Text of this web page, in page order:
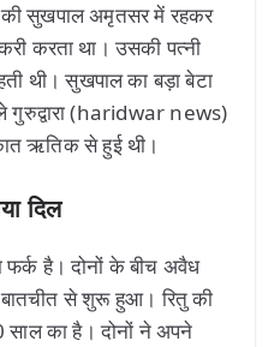
की सुखपाल अमृतसर में रहकर
करता था। उसकी पत्नी
थी। सुखपाल का बड़ा बेटा
(haridwar news)
ऋतिक से हुई थी।
दिल
है। दोनों के बीच अवैध
बातचीत से शुरू हुआ। रितु की
का है। दोनों ने अपने